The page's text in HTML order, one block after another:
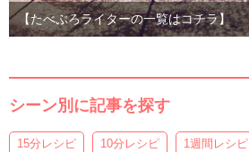
【たべぷろライターの一覧はコチラ】
シーン別に記事を探す
15分レシピ 10分レシピ 1週間レシピ